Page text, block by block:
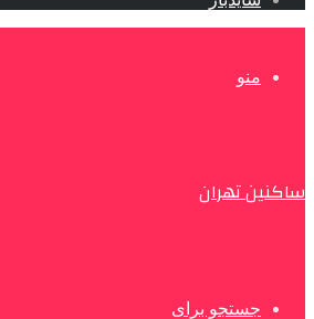
منو
ساکنین تهران
جستجو برای